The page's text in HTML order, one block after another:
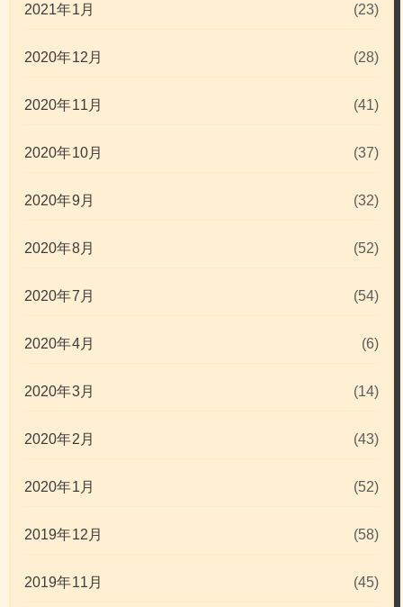
2021年1月 (23)
2020年12月 (28)
2020年11月 (41)
2020年10月 (37)
2020年9月 (32)
2020年8月 (52)
2020年7月 (54)
2020年4月 (6)
2020年3月 (14)
2020年2月 (43)
2020年1月 (52)
2019年12月 (58)
2019年11月 (45)